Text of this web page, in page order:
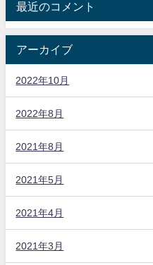
最近のコメント
アーカイブ
2022年10月
2022年8月
2021年8月
2021年5月
2021年4月
2021年3月